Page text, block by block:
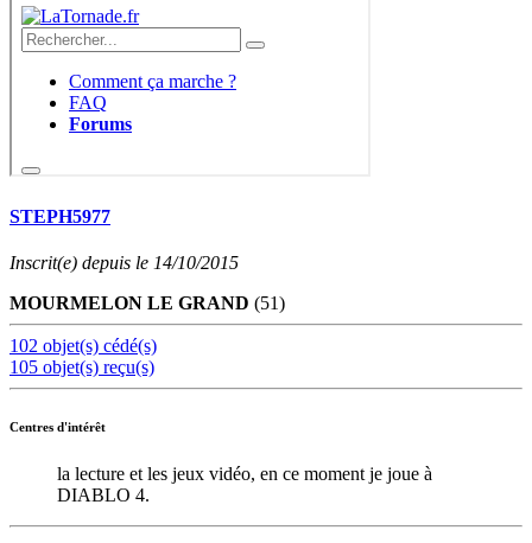
STEPH5977
Inscrit(e) depuis le 14/10/2015
MOURMELON LE GRAND (51)
102 objet(s) cédé(s)
105 objet(s) reçu(s)
Centres d'intérêt
la lecture et les jeux vidéo, en ce moment je joue à
DIABLO 4.